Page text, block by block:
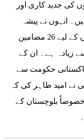
کی جدید کاری اور
انہوں نے پیشہ
ورانہ ادارے قائم کیے ہیں اور مقامی لوگوں کے لیے 26 مضامین
کرائے ہیں جن کی صلاحیت 300 سے زیادہ ہے۔ ان کے
پاکستانی حکومت سے
امید ظاہر کی کہ
خصوصاً بلوچستان کے